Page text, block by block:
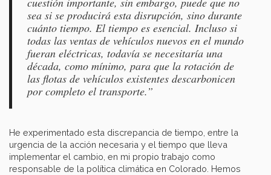
sea si se producirá esta disrupción, sino durante
cuánto tiempo. El tiempo es esencial. Incluso si
todas las ventas de vehículos nuevos en el mundo
fueran eléctricas, todavía se necesitaría una
década, como mínimo, para que la rotación de
las flotas de vehículos existentes descarbonicen
por completo el transporte.”
He experimentado esta discrepancia de tiempo, entre la
urgencia de la acción necesaria y el tiempo que lleva
implementar el cambio, en mi propio trabajo como
responsable de la política climática en Colorado. Hemos